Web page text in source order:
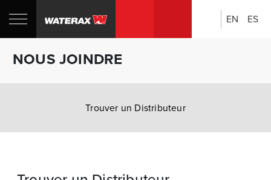
Rechercher:
EN ES
NOUS JOINDRE
Trouver un Distributeur